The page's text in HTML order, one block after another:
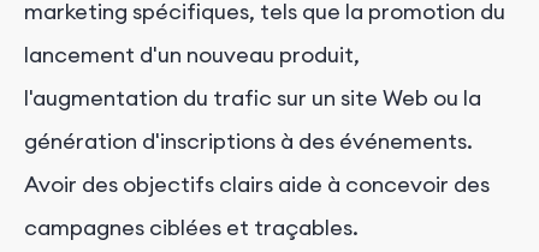
marketing spécifiques, tels que la promotion du
lancement d'un nouveau produit,
l'augmentation du trafic sur un site Web ou la
génération d'inscriptions à des événements.
Avoir des objectifs clairs aide à concevoir des
campagnes ciblées et traçables.